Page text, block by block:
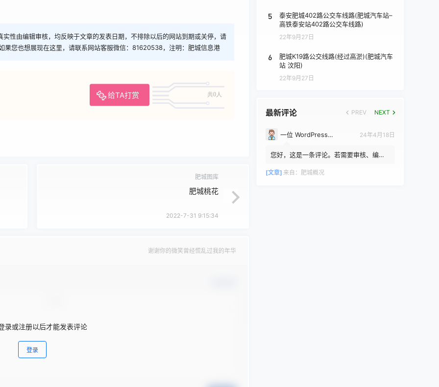
性由编辑审核，均反映于文章的发表日期，不排除以后的网站到期或关停，请
果您也想展现在这里，请联系网站客服微信：81620538，注明：肥城信息港
给TA打赏 共0人
肥城图库
肥城桃花
2022-7-31 9:15:34
谢谢你的微笑曾经慌乱过我的年华
录或注册以后才能发表评论
登录
5
泰安肥城402路公交车线路(肥城汽车站–
高铁泰安站402路公交车线路)
22年9月27日
6
肥城K19路公交线路(经过高淤)(肥城汽车
站 汶阳)
22年9月27日
最新评论 PREV NEXT
一位 WordPress 评论者 24年4月18日
您好，这是一条评论。若需要审核、编辑
评论者头像来自 Gravatar。
[文章] 来自： 肥城概况